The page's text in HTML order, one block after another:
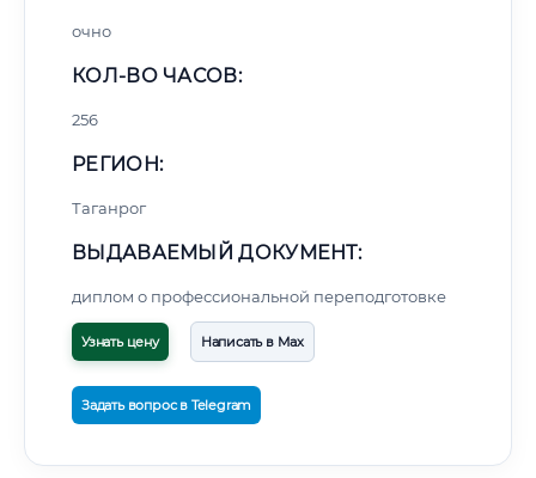
очно
КОЛ-ВО ЧАСОВ:
256
РЕГИОН:
Таганрог
ВЫДАВАЕМЫЙ ДОКУМЕНТ:
диплом о профессиональной переподготовке
Узнать цену Написать в Max
Задать вопрос в Telegram